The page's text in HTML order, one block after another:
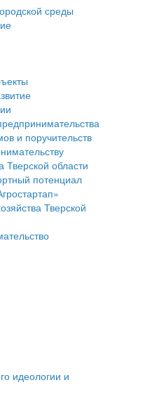
области
округа
учтенных
малого и
малого и
среды
и поручительств
Тверской области
потенциал
Тверской
идеологии и